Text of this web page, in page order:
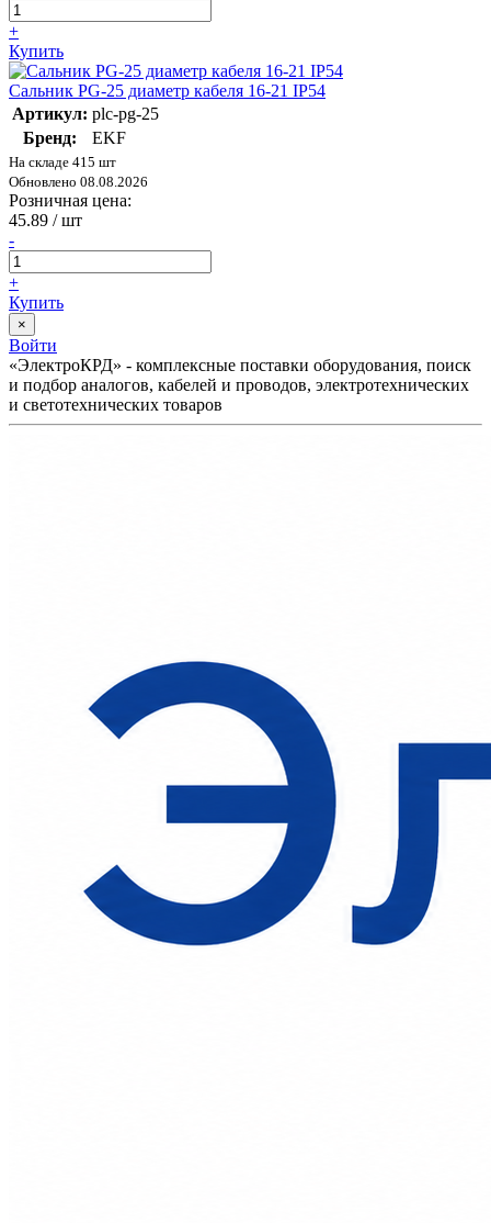
+
Купить
Сальник PG-25 диаметр кабеля 16-21 IP54
Артикул: plc-pg-25
Бренд:
EKF
На складе 415 шт
Обновлено 08.08.2026
Розничная цена:
45.89 / шт
-
+
Купить
×
Войти
«ЭлектроКРД» - комплексные поставки оборудования, поиск
и подбор аналогов, кабелей и проводов, электротехнических
и светотехнических товаров